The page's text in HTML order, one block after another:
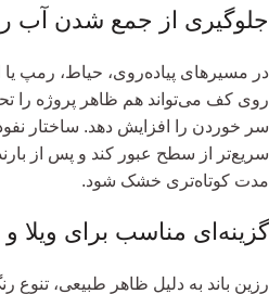
جلوگیری از جمع شدن
در مسیرهای پیاده‌روی، حیاط، رمپ
روی کف می‌تواند هم ظاهر پروژه را
سر خوردن را افزایش دهد. ساختار
سریع‌تر از سطح عبور کند و پس از
مدت کوتاه‌تری خشک شود.
گزینه‌ای مناسب برای
رزین باند به دلیل ظاهر طبیعی،